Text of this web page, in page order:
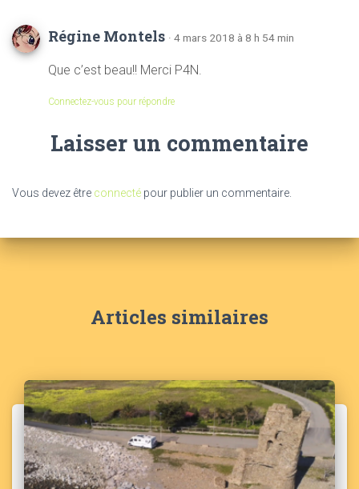
Régine Montels · 4 mars 2018 à 8 h 54 min
Que c’est beau!! Merci P4N.
Connectez-vous pour répondre
Laisser un commentaire
Vous devez être connecté pour publier un commentaire.
Articles similaires